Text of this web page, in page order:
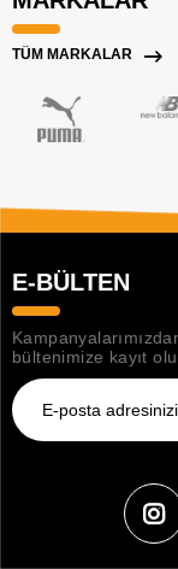
TÜM MARKALAR
E-BÜLTEN
bültenimize kayıt